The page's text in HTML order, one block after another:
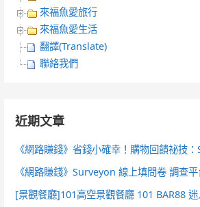
來福魚愛旅行
來福魚愛生活
翻譯(Translate)
聯絡我們
近期文章
《網路賺錢》省錢小確幸！購物回饋祕技
《網路賺錢》Surveyon 線上填問卷 調查
[景觀餐廳]101高空景觀餐廳 101 BAR88